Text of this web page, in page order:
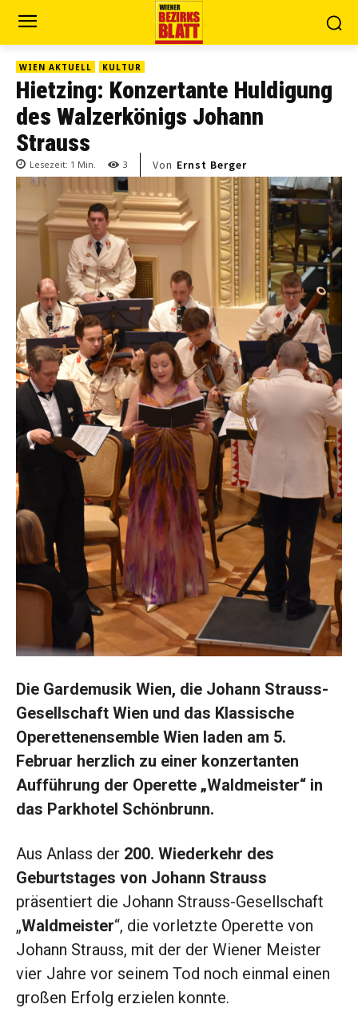
WIEN AKTUELL KULTUR
Hietzing: Konzertante Huldigung
des Walzerkönigs Johann
Strauss
Lesezeit: 1 Min. 3 Von Ernst Berger
Die Gardemusik Wien, die Johann Strauss-
Gesellschaft Wien und das Klassische
Operettenensemble Wien laden am 5.
Februar herzlich zu einer konzertanten
Aufführung der Operette „Waldmeister“ in
das Parkhotel Schönbrunn.
Aus Anlass der 200. Wiederkehr des
Geburtstages von Johann Strauss
präsentiert die Johann Strauss-Gesellschaft
„Waldmeister“, die vorletzte Operette von
Johann Strauss, mit der der Wiener Meister
vier Jahre vor seinem Tod noch einmal einen
großen Erfolg erzielen konnte.